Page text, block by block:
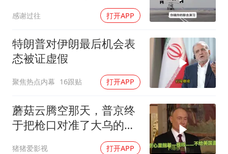
胡彦斌韩磊 谁帮谁
夯实基础开新局
感谢过往 打开APP
特朗普对伊朗最后机会表
态被证虚假
聚焦热点内幕 16跟贴 打开APP
蘑菇云腾空那天，普京终
于把枪口对准了大乌的军
猪猪爱影视 打开APP